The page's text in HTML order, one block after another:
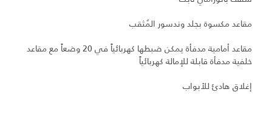
مقاعد مكسوة بجلد وندسور المُثقب
مقاعد أمامية مدفأة يمكن ضبطها كهربائياً في 20 وضعاً مع مقاعد
خلفية مدفأة قابلة للإمالة كهربائياً
إغلاق هادئ للأبواب